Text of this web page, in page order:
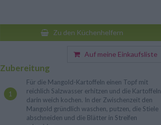
Zu den Küchenhelfern
Auf meine Einkaufsliste
Zubereitung
Für die Mangold-Kartoffeln einen Topf mit
reichlich Salzwasser erhitzen und die Kartoffeln
darin weich kochen. In der Zwischenzeit den
Mangold gründlich waschen, putzen, die Stiele
abschneiden und die Blätter in Streifen